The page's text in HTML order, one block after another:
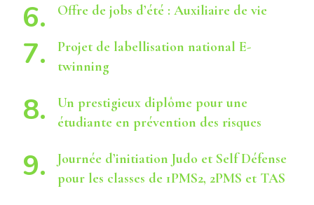
Offre de jobs d’été : Auxiliaire de vie
Projet de labellisation national E-
twinning
Un prestigieux diplôme pour une
étudiante en prévention des risques
Journée d’initiation Judo et Self Défense
pour les classes de 1PMS2, 2PMS et TAS